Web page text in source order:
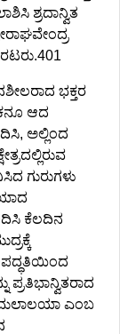
ಶ್ರದಾನ್ವಿತ
ಭಕ್ತರ
ಆದ
ಅಲ್ಲಿಂದ
ಗುರುಗಳು
ಕೆಲದಿನ
ಪ್ರತಿಭಾನ್ವಿತರಾದ
ಕಮಲಾಲಯಾ ಎಂಬ